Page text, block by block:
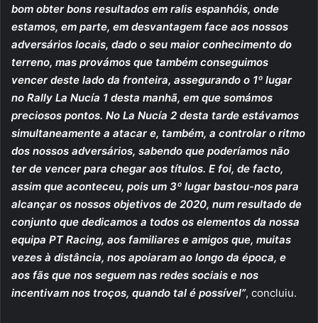
bom obter bons resultados em ralis espanhóis, onde
estamos, em parte, em desvantagem face aos nossos
adversários locais, dado o seu maior conhecimento do
terreno, mas provámos que também conseguimos
vencer deste lado da fronteira, assegurando o 1º lugar
no Rally La Nucía 1 desta manhã, em que somámos
preciosos pontos. No La Nucía 2 desta tarde estávamos
simultaneamente a atacar e, também, a controlar o ritmo
dos nossos adversários, sabendo que poderíamos não
ter de vencer para chegar aos títulos. E foi, de facto,
assim que aconteceu, pois um 3º lugar bastou-nos para
alcançar os nossos objetivos de 2020, num resultado de
conjunto que dedicamos a todos os elementos da nossa
equipa PT Racing, aos familiares e amigos que, muitas
vezes à distância, nos apoiaram ao longo da época, e
aos fãs que nos seguem nas redes sociais e nos
incentivam nos troços, quando tal é possível”, concluiu.